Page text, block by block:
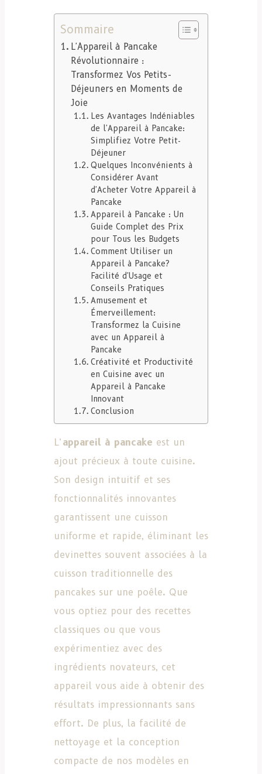
Sommaire
L'Appareil à Pancake
Révolutionnaire :
Transformez Vos Petits-
Déjeuners en Moments de
Joie
Les Avantages Indéniables
de l'Appareil à Pancake:
Simplifiez Votre Petit-
Déjeuner
Quelques Inconvénients à
Considérer Avant
d'Acheter Votre Appareil à
Pancake
Appareil à Pancake : Un
Guide Complet des Prix
pour Tous les Budgets
Comment Utiliser un
Appareil à Pancake?
Facilité d'Usage et
Conseils Pratiques
Amusement et
Émerveillement:
Transformez la Cuisine
avec un Appareil à
Pancake
Créativité et Productivité
en Cuisine avec un
Appareil à Pancake
Innovant
Conclusion
L’ appareil à pancake est un
ajout précieux à toute cuisine.
Son design intuitif et ses
fonctionnalités innovantes
garantissent une cuisson
uniforme et rapide, éliminant les
devinettes souvent associées à la
cuisson traditionnelle des
pancakes sur une poêle. Que
vous optiez pour des recettes
classiques ou que vous
expérimentiez avec des
ingrédients novateurs, cet
appareil vous aide à obtenir des
résultats impressionnants sans
effort. De plus, la facilité de
nettoyage et la conception
compacte de nos modèles en